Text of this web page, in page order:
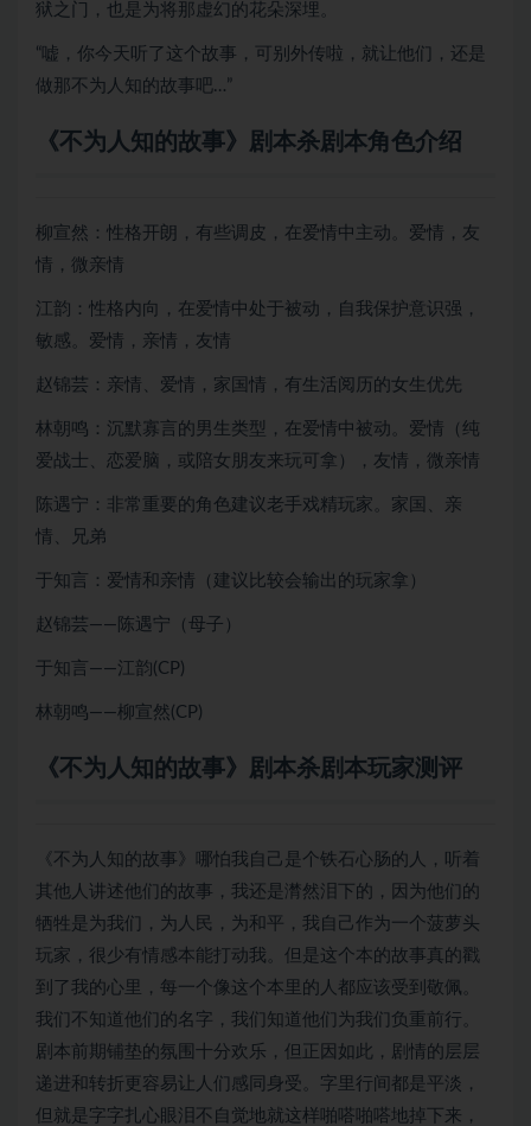
狱之门，也是为将那虚幻的花朵深埋。
“嘘，你今天听了这个故事，可别外传啦，就让他们，还是
做那不为人知的故事吧…”
《不为人知的故事》剧本杀剧本角色介绍
柳宣然：性格开朗，有些调皮，在爱情中主动。爱情，友
情，微亲情
江韵：性格内向，在爱情中处于被动，自我保护意识强，
敏感。爱情，亲情，友情
赵锦芸：亲情、爱情，家国情，有生活阅历的女生优先
林朝鸣：沉默寡言的男生类型，在爱情中被动。爱情（纯
爱战士、恋爱脑，或陪女朋友来玩可拿），友情，微亲情
陈遇宁：非常重要的角色建议老手戏精玩家。家国、亲
情、兄弟
于知言：爱情和亲情（建议比较会输出的玩家拿）
赵锦芸——陈遇宁（母子）
于知言——江韵(CP)
林朝鸣——柳宣然(CP)
《不为人知的故事》剧本杀剧本玩家测评
《不为人知的故事》哪怕我自己是个铁石心肠的人，听着
其他人讲述他们的故事，我还是潸然泪下的，因为他们的
牺牲是为我们，为人民，为和平，我自己作为一个菠萝头
玩家，很少有情感本能打动我。但是这个本的故事真的戳
到了我的心里，每一个像这个本里的人都应该受到敬佩。
我们不知道他们的名字，我们知道他们为我们负重前行。
剧本前期铺垫的氛围十分欢乐，但正因如此，剧情的层层
递进和转折更容易让人们感同身受。字里行间都是平淡，
但就是字字扎心眼泪不自觉地就这样啪嗒啪嗒地掉下来，